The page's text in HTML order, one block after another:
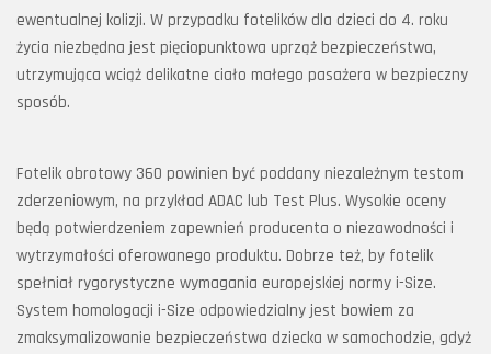
ewentualnej kolizji. W przypadku fotelików dla dzieci do 4. roku
życia niezbędna jest pięciopunktowa uprząż bezpieczeństwa,
utrzymująca wciąż delikatne ciało małego pasażera w bezpieczny
sposób.
Fotelik obrotowy 360 powinien być poddany niezależnym testom
zderzeniowym, na przykład ADAC lub Test Plus. Wysokie oceny
będą potwierdzeniem zapewnień producenta o niezawodności i
wytrzymałości oferowanego produktu. Dobrze też, by fotelik
spełniał rygorystyczne wymagania europejskiej normy i-Size.
System homologacji i-Size odpowiedzialny jest bowiem za
zmaksymalizowanie bezpieczeństwa dziecka w samochodzie, gdyż